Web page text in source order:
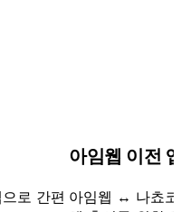
로 간편
아임웹 이전
아임웹 ↔ 나쵸